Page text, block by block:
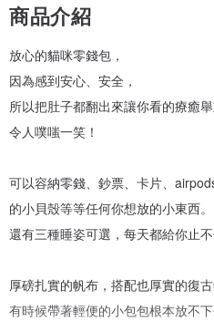
商品介紹
放心的貓咪零錢包，
因為感到安心、安全，
所以把肚子都翻出來讓你看的療癒舉
令人噗嗤一笑！
可以容納零錢、鈔票、卡片、
的小貝殼等等任何你想放的小東西。
還有三種睡姿可選，每天都給你止
厚磅扎實的帆布，搭配也厚實的復
有時候帶著輕便的小包包根本放不